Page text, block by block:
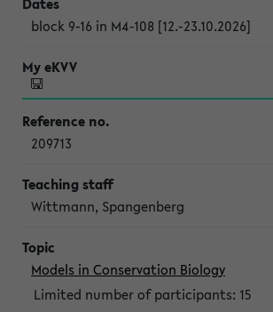
block 9-16 in M4-108 [12.-23.10.2026]
209713
Wittmann, Spangenberg
Models in Conservation Biology
Limited number of participants: 15